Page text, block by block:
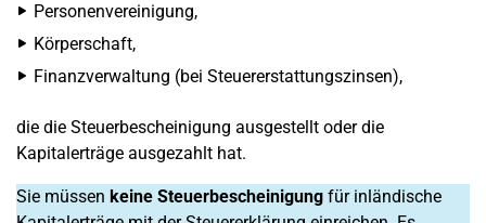
Personenvereinigung,
Körperschaft,
Finanzverwaltung (bei Steuererstattungszinsen),
die die Steuerbescheinigung ausgestellt oder die
Kapitalerträge ausgezahlt hat.
Sie müssen keine Steuerbescheinigung für inländische